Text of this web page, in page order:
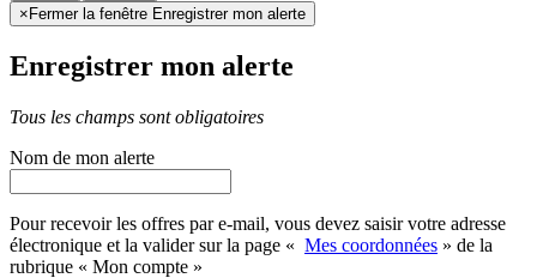
× Fermer la fenêtre Enregistrer mon alerte
Enregistrer mon alerte
Tous les champs sont obligatoires
Nom de mon alerte
Pour recevoir les offres par e-mail, vous devez saisir votre adresse
électronique et la valider sur la page « Mes coordonnées » de la
rubrique « Mon compte »